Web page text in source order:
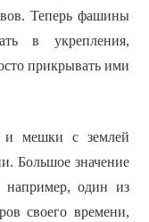
Теперь фашины
в укрепления,
прикрывать ими
мешки с землей
Большое значение
например, один из
своего времени,